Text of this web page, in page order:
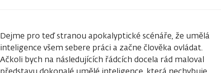
Dejme pro teď stranou apokalyptické scénáře, že umělá
inteligence všem sebere práci a začne člověka ovládat.
Ačkoli bych na následujících řádcích docela rád maloval